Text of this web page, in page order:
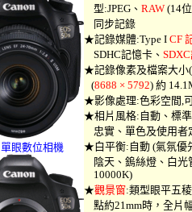
單眼數位相機
型:JPEG、 RAW (14
同步記錄
★記錄媒體:Type I CF
SDHC記憶卡、
★記錄像素及檔案大小
(8688 × 5792) 約
★影像處理:色彩空間,
★相片風格:自動、標
忠實、單色及使用者
★白平衡:自動 (氣氛優
陰天、鎢絲燈、白光
10000K)
★觀景窗:類型眼平五
點約21mm時，全片